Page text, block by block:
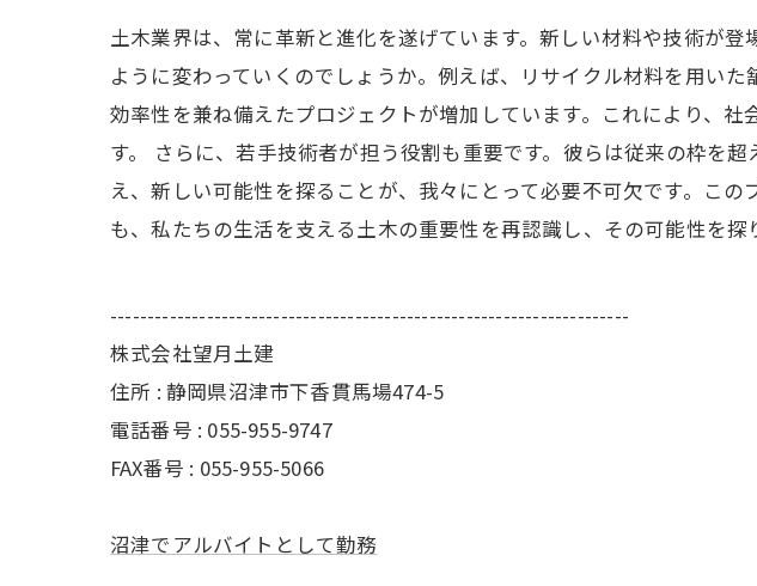
土木業界は、常に革新と進化を遂げています。新しい材料や技術が
ように変わっていくのでしょうか。例えば、リサイクル材料を用い
効率性を兼ね備えたプロジェクトが増加しています。これにより、
す。 さらに、若手技術者が担う役割も重要です。彼らは従来の枠を
え、新しい可能性を探ることが、我々にとって必要不可欠です。こ
も、私たちの生活を支える土木の重要性を再認識し、その可能性を探
----------------------------------------------------------------------
株式会社望月土建
住所 : 静岡県沼津市下香貫馬場474-5
電話番号 : 055-955-9747
FAX番号 : 055-955-5066
沼津でアルバイトとして勤務